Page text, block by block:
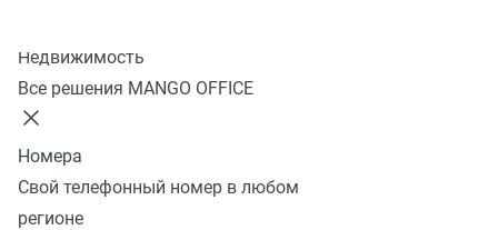
Недвижимость
Все решения MANGO OFFICE
Номера
Свой телефонный номер в любом
регионе
Новые возможности вашего
бизнеса